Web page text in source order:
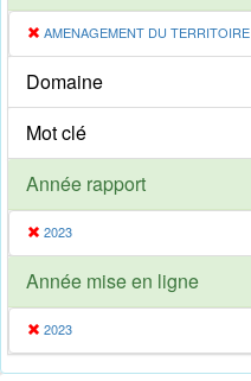
AMENAGEMENT DU TERRITOIRE
Domaine
Mot clé
Année rapport
2023
Année mise en ligne
2023